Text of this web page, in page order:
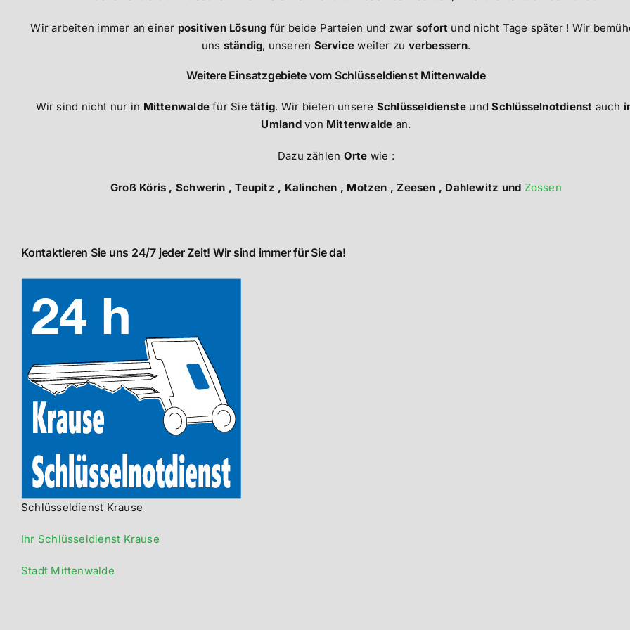
Wir arbeiten immer an einer positiven Lösung für beide Parteien und zwar sofort und nicht Tage später ! Wir
uns ständig, unseren Service weiter zu verbessern.
Weitere Einsatzgebiete vom Schlüsseldienst Mittenwalde
Wir sind nicht nur in Mittenwalde für Sietätig. Wir bieten unsere Schlüsseldienste undSchlüsselnotdienst auch
Umlandvon Mittenwalde an.
Dazu zählen Orte wie :
Groß Köris , Schwerin , Teupitz , Kalinchen , Motzen , Zeesen , Dahlewitz und Zossen
Kontaktieren Sie uns 24/7 jeder Zeit! Wir sind immer für Sie da!
Schlüsseldienst Krause
Ihr Schlüsseldienst Krause
Stadt Mittenwalde